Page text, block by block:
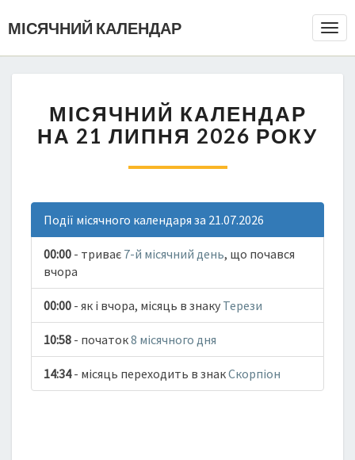
МІСЯЧНИЙ КАЛЕНДАР
МІСЯЧНИЙ КАЛЕНДАР
НА 21 ЛИПНЯ 2026 РОКУ
Події місячного календаря за 21.07.2026
00:00 - триває 7-й місячний день, що почався
вчора
00:00 - як і вчора, місяць в знаку Терези
10:58 - початок8 місячного дня
14:34- місяць переходить в знакСкорпіон